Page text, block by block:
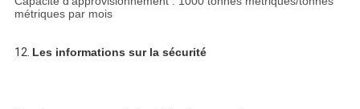
métriques par mois
12. Les informations sur la sécurité